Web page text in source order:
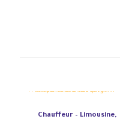
Chauffeur – Limousine,